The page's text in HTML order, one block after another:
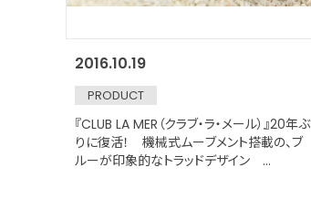
2016.10.19
PRODUCT
『CLUB LA MER（クラブ・ラ・メール）』20年ぶ
りに復活！ 機械式ムーブメント搭載の、ブ
ルーが印象的なトラッドデザイン